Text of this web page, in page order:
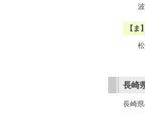
【ま】
長崎
長崎